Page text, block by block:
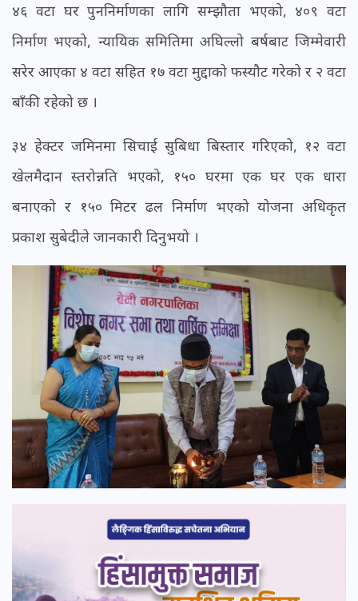
४६ वटा घर पुननिर्माणका लागि सम्झौता भएको, ४०९ वटा
निर्माण भएको, न्यायिक समितिमा अघिल्लो बर्षबाट जिम्मेवारी
सरेर आएका ४ वटा सहित १७ वटा मुद्दाको फस्यौट गरेको र २ वटा
बाँकी रहेको छ ।
३४ हेक्टर जमिनमा सिचाई सुबिधा बिस्तार गरिएको, १२ वटा
खेलमैदान स्तरोन्नति भएको, १५० घरमा एक घर एक धारा
बनाएको र १५० मिटर ढल निर्माण भएको योजना अधिकृत
प्रकाश सुबेदीले जानकारी दिनुभयो ।